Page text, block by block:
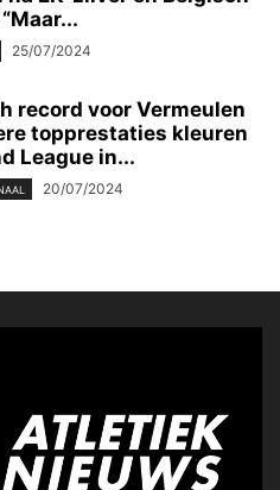
25/07/2024
record voor Vermeulen
topprestaties kleuren
League in...
20/07/2024